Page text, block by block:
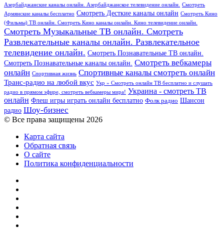
Азербайджанские каналы онлайн. Азербайджанское телевидение онлайн.
Смотреть
Армянские каналы бесплатно Смотреть Десткие каналы онлайн Смотреть Кино
(Фильмы) ТВ онлайн. Смотреть Кино каналы онлайн. Кино телевидение онлайн.
Смотреть Музыкальные ТВ онлайн. Смотреть
Развлекательные каналы онлайн. Развлекательное
телевидение онлайн. Смотреть Познавательные ТВ онлайн.
Смотреть Познавательные каналы онлайн. Смотреть вебкамеры
онлайн Спортивная жизнь Спортивные каналы смотреть онлайн
Транс-радио на любой вкус Укр » Смотреть онлайн ТВ бесплатно и слушать
радио в прямом эфире, смотреть вебкамеры мира! Украина - смотреть ТВ
онлайн Флеш игры играть онлайн бесплатно Фолк радио Шансон
радио Шоу-бизнес
© Все права защищены 2026
Карта сайта
Обратная связь
О сайте
Политика конфиденциальности